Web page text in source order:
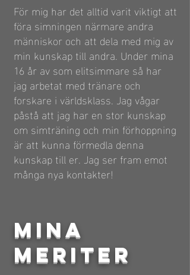
För mig har det alltid varit viktigt att
föra simningen närmare andra
människor och att dela med mig av
min kunskap till andra. Under mina
16 år av som elitsimmare så har
jag arbetat med tränare och
forskare i världsklass. Jag vågar
påstå att jag har en stor kunskap
om simträning och min förhoppning
är att kunna förmedla denna
kunskap till er. Jag ser fram emot
många nya kontakter!
MINA
MERITER